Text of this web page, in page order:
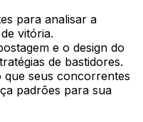
para analisar a
vitória.
e o design do
de bastidores.
que seus concorrentes
padrões para sua